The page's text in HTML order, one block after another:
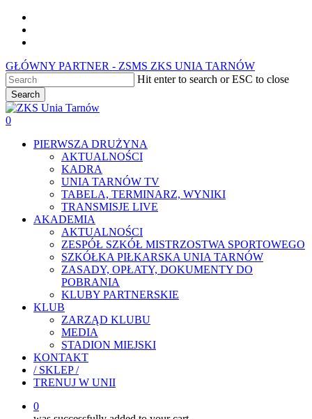
Skip
main
GŁÓWNY PARTNER - ZSMS ZKS UNIA TARNÓW
Hit enter to search or ESC to close
Search
Close
Search
0
PIERWSZA DRUŻYNA
AKTUALNOŚCI
KADRA
UNIA TARNÓW TV
TABELA, TERMINARZ, WYNIKI
TRANSMISJE LIVE
AKADEMIA
AKTUALNOŚCI
ZESPÓŁ SZKÓŁ MISTRZOSTWA SPORTOWEGO
SZKÓŁKA PIŁKARSKA UNIA TARNÓW
ZASADY, OPŁATY, DOKUMENTY DO
POBRANIA
KLUBY PARTNERSKIE
KLUB
ZARZĄD KLUBU
MEDIA
STADION MIEJSKI
KONTAKT
/ SKLEP /
TRENUJ W UNII
0